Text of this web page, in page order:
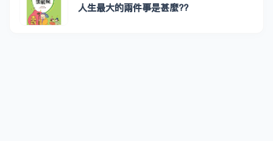
人生最大的兩件事是甚麼??